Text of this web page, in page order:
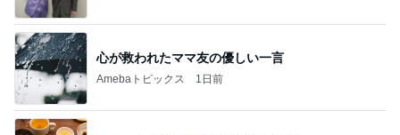
心が救われたママ友の優しい一言
Amebaトピックス 1日前